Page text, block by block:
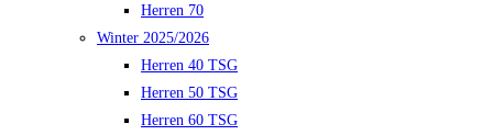
Herren 70
Winter 2025/2026
Herren 40 TSG
Herren 50 TSG
Herren 60 TSG